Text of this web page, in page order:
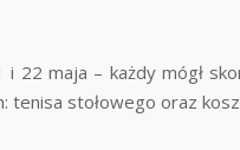
22 maja – każdy mógł
tenisa stołowego oraz